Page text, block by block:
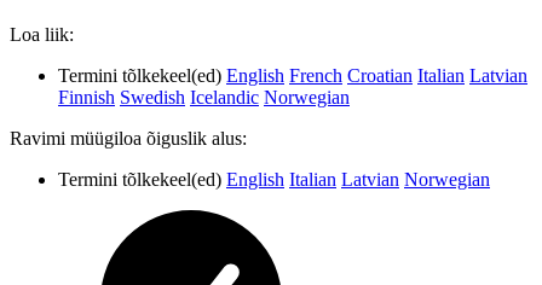
Loa liik:
Termini tõlkekeel(ed) English French Croatian Italian Latvian
Finnish Swedish Icelandic Norwegian
Ravimi müügiloa õiguslik alus:
Termini tõlkekeel(ed) English Italian Latvian Norwegian